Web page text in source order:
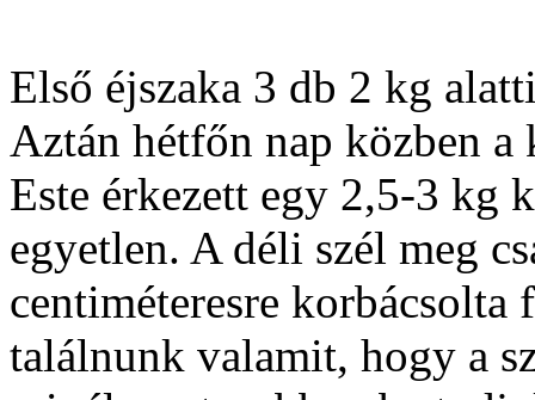
Első éjszaka 3 db 2 kg
Aztán hétfőn nap közben a
Este érkezett egy 2,5-3 kg
egyetlen. A déli szél meg
centiméteresre
találnunk valamit, hogy a